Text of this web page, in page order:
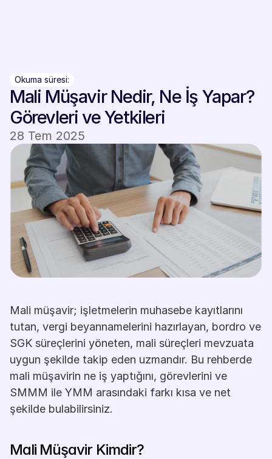
Okuma süresi:
Mali Müşavir Nedir, Ne İş Yapar?
Görevleri ve Yetkileri
28 Tem 2025
Mali müşavir; işletmelerin muhasebe kayıtlarını
tutan, vergi beyannamelerini hazırlayan, bordro ve
SGK süreçlerini yöneten, mali süreçleri mevzuata
uygun şekilde takip eden uzmandır. Bu rehberde
mali müşavirin ne iş yaptığını, görevlerini ve
SMMM ile YMM arasındaki farkı kısa ve net
şekilde bulabilirsiniz.
Mali Müşavir Kimdir?